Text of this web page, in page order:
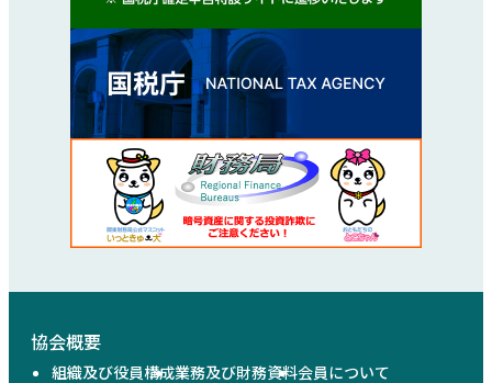
協会概要
組織及び役員構成業務及び財務資料会員について